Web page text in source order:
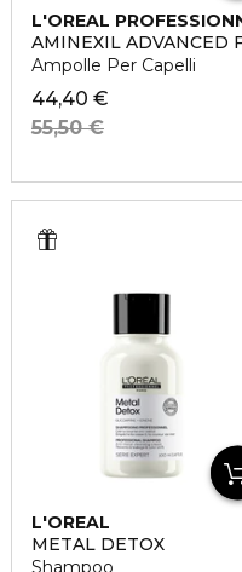
L'OREAL
AMINEXIL ADVANCED
Ampolle Per Capelli
44,40 €
55,50 €
L'OREAL
PROFESSIONNEL
METAL DETOX